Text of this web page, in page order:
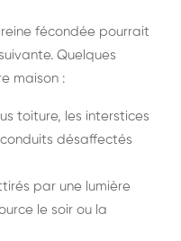
reine fécondée pourrait
Quelques
maison :
toiture, les interstices
désaffectés
par une lumière
le soir ou la